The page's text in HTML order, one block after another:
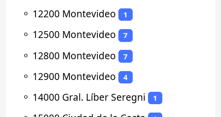
⚬ 12200 Montevideo 1
⚬ 12500 Montevideo 7
⚬ 12800 Montevideo 7
⚬ 12900 Montevideo 4
⚬ 14000 Gral. Líber Seregni 1